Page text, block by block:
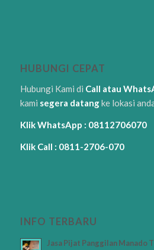
HUBUNGI CEPAT
Hubungi Kami di Call atau
kami segera datangke lokasi
Klik WhatsApp : 08112706070
Klik Call : 0811-2706-070
INFO TERBARU
Jasa Pijat Panggilan Manado